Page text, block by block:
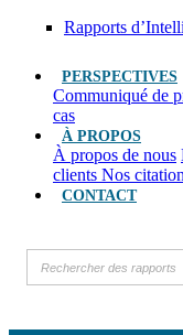
Rapports
PERSPECTIVES
Communiqué de
cas
À PROPOS
À propos de nous
clients Nos
CONTACT